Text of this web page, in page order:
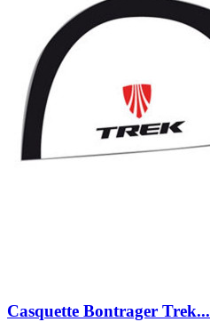
Casquette Bontrager Trek...